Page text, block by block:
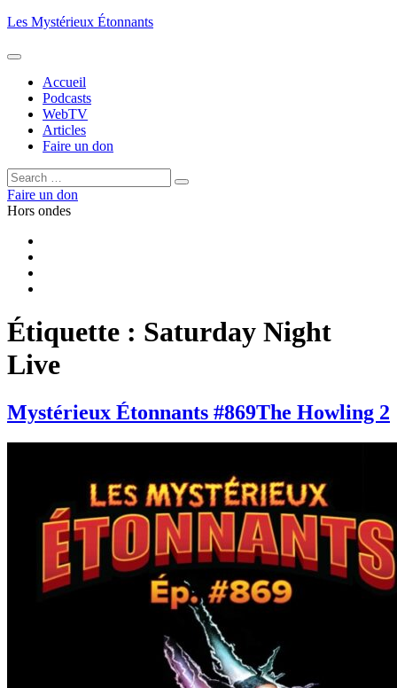
Aller
contenu
Les Mystérieux Étonnants
Accueil
Podcasts
WebTV
Articles
Faire un don
Rechercher :
Rechercher
Faire un don
Hors ondes
Étiquette : Saturday Night
Live
Mystérieux Étonnants #869The Howling 2